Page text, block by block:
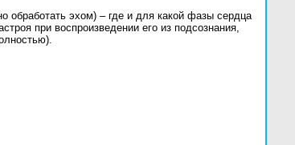
обработать эхом) – где и для какой фазы сердца
при воспроизведении его из подсознания,